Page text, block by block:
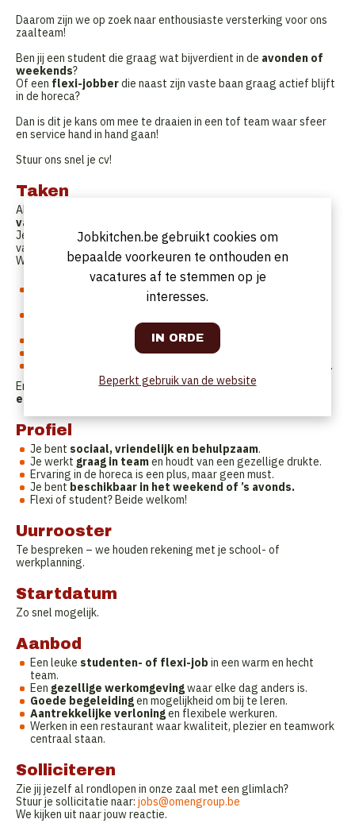
Daarom zijn we op zoek naar enthousiaste versterking voor ons
zaalteam!
Ben jij een student die graag wat bijverdient in de avonden of
weekends?
Of een flexi-jobberdie naast zijn vaste baan graag actief blijft
in de horeca?
Dan is dit je kans om mee te draaien in een tof team waar sfeer
en service hand in hand gaan!
Stuur ons snel je cv!
Taken
Als
van onze gastvrijheid
Je zorgt ervoor dat onze gasten zich welkom voelen en geniet
van het contact met mensen.
Wat ga je doen?
Gasten ontvangen met een glimlach en begeleiden naar hun
Mee zorgen voor een vlotte service en een gezellige sfeer.
Afruimen en klaarzetten van tafels.
Eventueel helpen met kleine voorbereidende taken in de zaal.
Ervaring is mooi meegenomen, maarje motivatie en
enthousiasme zijn nog belangrijker
Profiel
Je bent sociaal, vriendelijk en behulpzaam.
Je werkt graag in teamen houdt van een gezellige drukte.
Ervaring in de horeca is een plus, maar geen must.
Je bent beschikbaar in het weekend of ’s avonds.
Flexi of student? Beide welkom!
Uurrooster
Te bespreken – we houden rekening met je school- of
werkplanning.
Startdatum
Zo snel mogelijk.
Aanbod
Een leuke studenten- of flexi-job in een warm en hecht
team.
Een gezellige werkomgevingwaar elke dag anders is.
Goede begeleidingen mogelijkheid om bij te leren.
Aantrekkelijke verloningen flexibele werkuren.
Werken in een restaurant waar kwaliteit, plezier en teamwork
centraal staan.
Solliciteren
Zie jij jezelf al rondlopen in onze zaal met een glimlach?
Stuur je sollicitatie naar: jobs@omengroup.be
We kijken uit naar jouw reactie.
Jobkitchen.be gebruikt cookies om
bepaalde voorkeuren te onthouden en
vacatures af te stemmen op je
interesses.
Beperkt gebruik van de website